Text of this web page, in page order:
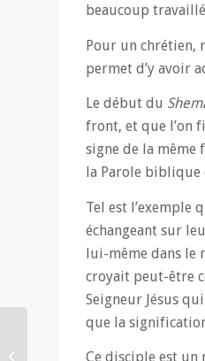
beaucoup
Pour un chrétien,
permet d’y avoir
Le début du
front, et que l’on
signe de la même
la Parole
Tel est l’exemple
échangeant sur
lui-même dans le
croyait peut-être
Seigneur Jésus
que la
Ce disciple est un